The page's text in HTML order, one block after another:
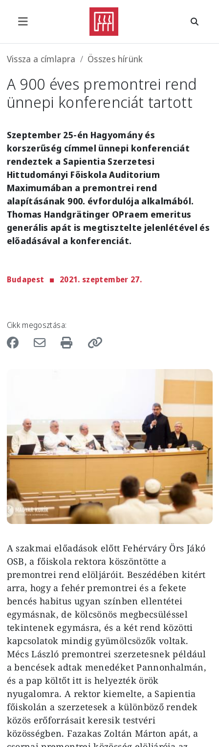
Morzsa
Vissza a címlapra Összes hírünk
A 900 éves premontrei rend
ünnepi konferenciát tartott
Szeptember 25-én Hagyomány és
korszerűség címmel ünnepi konferenciát
rendeztek a Sapientia Szerzetesi
Hittudományi Főiskola Auditorium
Maximumában a premontrei rend
alapításának 900. évfordulója alkalmából.
Thomas Handgrätinger OPraem emeritus
generális apát is megtisztelte jelenlétével és
előadásával a konferenciát.
Budapest 2021. szeptember 27.
Cikk megosztása:
A szakmai előadások előtt Fehérváry Örs Jákó
OSB, a főiskola rektora köszöntötte a
premontrei rend elöljáróit. Beszédében kitért
arra, hogy a fehér premontrei és a fekete
bencés habitus ugyan színben ellentétei
egymásnak, de kölcsönös megbecsüléssel
tekintenek egymásra, és a két rend közötti
kapcsolatok mindig gyümölcsözők voltak.
Mécs László premontrei szerzetesnek például
a bencések adtak menedéket Pannonhalmán,
és a pap költőt itt is helyezték örök
nyugalomra. A rektor kiemelte, a Sapientia
főiskolán a szerzetesek a különböző rendek
közös erőforrásait keresik testvéri
közösségben. Fazakas Zoltán Márton apát, a